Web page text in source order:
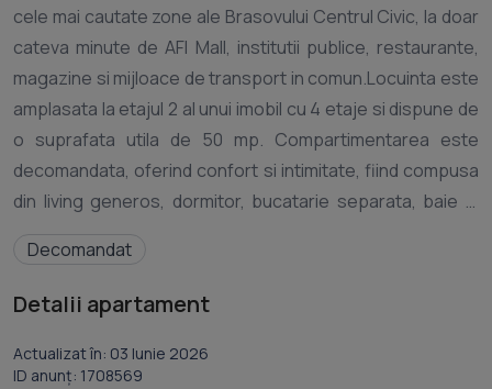
cele mai cautate zone ale Brasovului Centrul Civic, la doar
cateva minute de AFI Mall, institutii publice, restaurante,
magazine si mijloace de transport in comun.Locuinta este
amplasata la etajul 2 al unui imobil cu 4 etaje si dispune de
o suprafata utila de 50 mp. Compartimentarea este
decomandata, oferind confort si intimitate, fiind compusa
din living generos, dormitor, bucatarie separata, baie si
mobilat si utilat, pregatit pentru mutare imediata.
Beneficiaza de toate dotarile necesare pentru un trai
confortabil, fiind ideal pentru o persoana, un cuplu sau o
familie care isi doreste acces rapid catre principalele
Decomandat
Detalii apartament
Actualizat în: 03 Iunie 2026
ID anunț: 1708569